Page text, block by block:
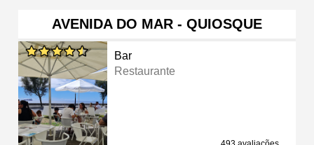
AVENIDA DO MAR - QUIOSQUE
Bar
Restaurante